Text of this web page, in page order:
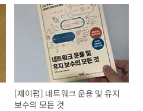
[제이펍] 네트워크 운용 및 유지
보수의 모든 것